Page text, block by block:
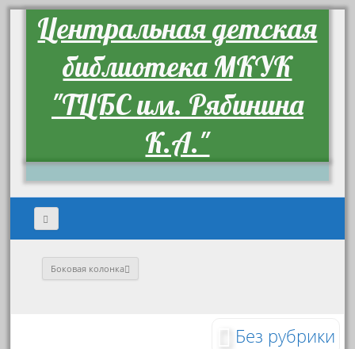
Центральная детская
библиотека МКУК
"ТЦБС им. Рябинина
К.А."
Боковая колонка
Без рубрики